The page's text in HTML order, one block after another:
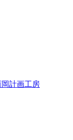
計画工房